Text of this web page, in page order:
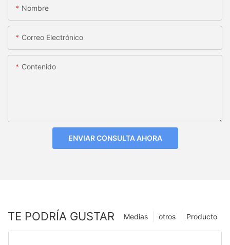
Nombre
Correo Electrónico
Contenido
ENVIAR CONSULTA AHORA
TE PODRÍA GUSTAR Producto
otros
Medias